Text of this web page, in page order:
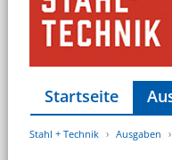
Startseite
Stahl + Technik Ausgaben